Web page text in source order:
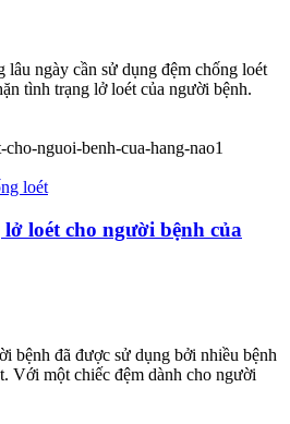
ngày cần sử dụng đệm chống loét
tình trạng lở loét của người bệnh.
loét
loét cho người bệnh của
bệnh đã được sử dụng bởi nhiều bệnh
Với một chiếc đệm dành cho người